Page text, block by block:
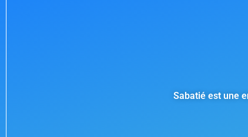
Sabatié est une